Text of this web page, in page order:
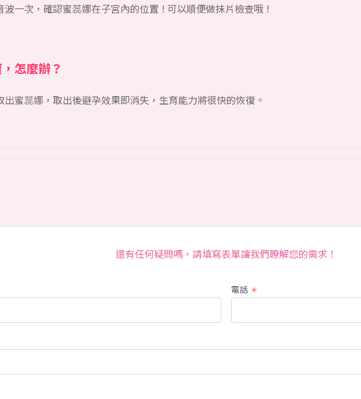
波一次，確認蜜蕊娜在子宮內的位置 ! 可以順便做抹片檢查哦 !
怎麼辦？
出蜜蕊娜，取出後避孕效果即消失，生育能力將很快的恢復。
還有任何疑問嗎，請填寫表單讓我們瞭解您的需求！
電話 ＊